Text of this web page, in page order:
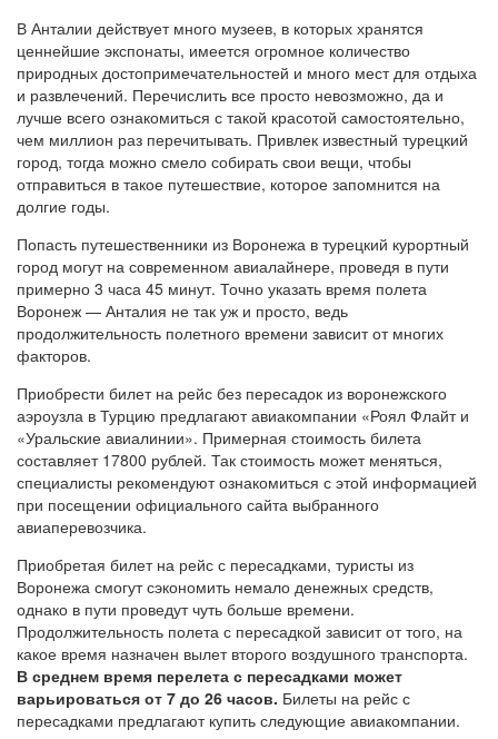
В Анталии действует много музеев, в которых хранятся
ценнейшие экспонаты, имеется огромное количество
природных достопримечательностей и много мест для отдыха
и развлечений. Перечислить все просто невозможно, да и
лучше всего ознакомиться с такой красотой самостоятельно,
чем миллион раз перечитывать. Привлек известный турецкий
город, тогда можно смело собирать свои вещи, чтобы
отправиться в такое путешествие, которое запомнится на
долгие годы.
Попасть путешественники из Воронежа в турецкий курортный
город могут на современном авиалайнере, проведя в пути
примерно 3 часа 45 минут. Точно указать время полета
Воронеж — Анталия не так уж и просто, ведь
продолжительность полетного времени зависит от многих
факторов.
Приобрести билет на рейс без пересадок из воронежского
аэроузла в Турцию предлагают авиакомпании «Роял Флайт и
«Уральские авиалинии». Примерная стоимость билета
составляет 17800 рублей. Так стоимость может меняться,
специалисты рекомендуют ознакомиться с этой информацией
при посещении официального сайта выбранного
авиаперевозчика.
Приобретая билет на рейс с пересадками, туристы из
Воронежа смогут сэкономить немало денежных средств,
однако в пути проведут чуть больше времени.
Продолжительность полета с пересадкой зависит от того, на
какое время назначен вылет второго воздушного транспорта.
В среднем время перелета с пересадками может
варьироваться от 7 до 26 часов. Билеты на рейс с
пересадками предлагают купить следующие авиакомпании.